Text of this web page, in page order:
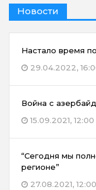
Новости
Настало время
29.04.2022,
Война с
15.09.2021, 12:00
“Сегодня мы
регионе”
27.08.2021, 12:00